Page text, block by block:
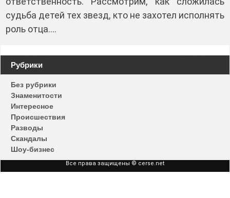
судьба детей тех звезд, кто не захотел исполнять
роль отца.…
Рубрики
Без рубрики
Знаменитости
Интересное
Происшествия
Разводы
Скандалы
Шоу-бизнес
Все права защищены © cerse.net